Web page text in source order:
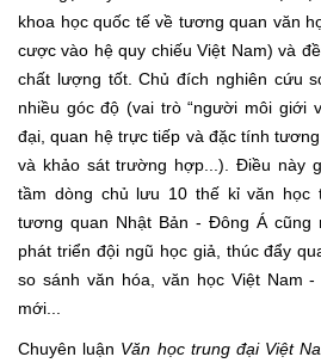
khoa học quốc tế về tương quan văn
cược vào hệ quy chiếu Việt Nam) và
chất lượng tốt. Chủ đích nghiên cứu
nhiều góc độ (vai trò “người môi giới
đại, quan hệ trực tiếp và đặc tính
và khảo sát trường hợp...). Điều này
tầm dòng chủ lưu 10 thế kỉ văn học
tương quan Nhật Bản - Đông Á cũng
phát triển đội ngũ học giả, thúc đẩy
so sánh văn hóa, văn học Việt Nam
mới...
Chuyên luận Văn học trung đại Việt